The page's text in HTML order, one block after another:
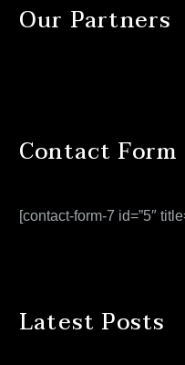
Our Partners
Contact Form
[contact-form-7 id=”5″
Latest Posts